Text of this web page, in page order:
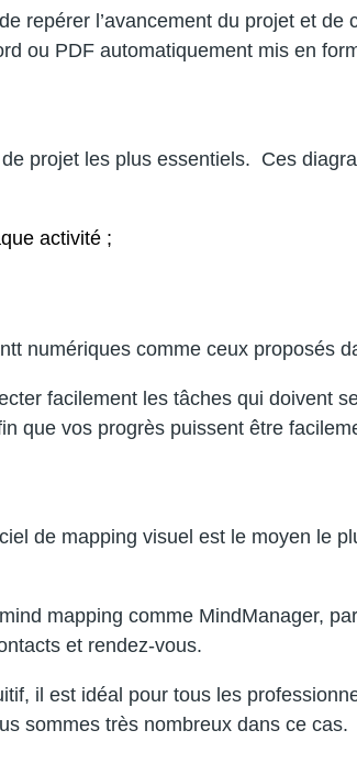
repérer l’avancement du projet et
ou PDF automatiquement mis en
projet les plus essentiels. Ces
activité ;
numériques comme ceux proposés
facilement les tâches qui doivent
que vos progrès puissent être
de mapping visuel est le moyen le
mapping comme MindManager,
et rendez-vous.
il est idéal pour tous les
sommes très nombreux dans ce cas.